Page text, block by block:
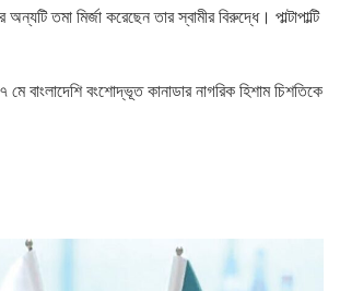
তমা মির্জা করেছেন তার স্বামীর বিরুদ্ধে। পাল্টাপাল্টি
বাংলাদেশি বংশোদ্ভূত কানাডার নাগরিক হিশাম চিশতিকে